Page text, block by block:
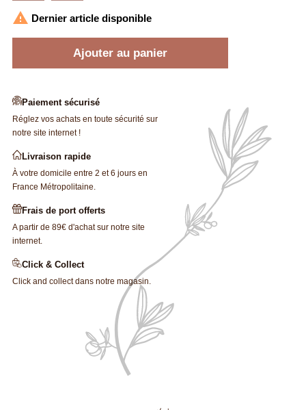
 Dernier article disponible
Ajouter au panier
Paiement sécurisé
Réglez vos achats en toute sécurité sur
notre site internet !
Livraison rapide
À votre domicile entre 2 et 6 jours en
France Métropolitaine.
Frais de port offerts
A partir de 89€ d'achat sur notre site
internet.
Click & Collect
Click and collect dans notre magasin.